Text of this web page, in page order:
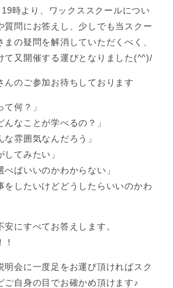
時より、ワックススクールについ
質問にお答えし、少しでも当スクー
まの疑問を解消していただくべく、
て又開催する運びとなりました(^^)/
んのご参加お待ちしております
て何？」
んなことが学べるの？」
な雰囲気なんだろう」
してみたい」
べばいいのかわからない」
をしたいけどどうしたらいいのかわ
にすべてお答えします。
明会に一度足をお運び頂ければスク
ご自身の目でお確かめ頂けます♪